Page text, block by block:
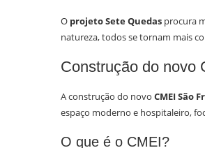
O projeto Sete Quedas procura
natureza, todos se tornam mais
Construção do novo
A construção do novo CMEI São
espaço moderno e hospitaleiro,
O que é o CMEI?